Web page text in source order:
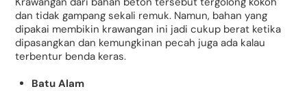
dan tidak gampang sekali remuk. Namun, bahan yang
dipakai membikin krawangan ini jadi cukup berat ketika
dipasangkan dan kemungkinan pecah juga ada kalau
terbentur benda keras.
Batu Alam